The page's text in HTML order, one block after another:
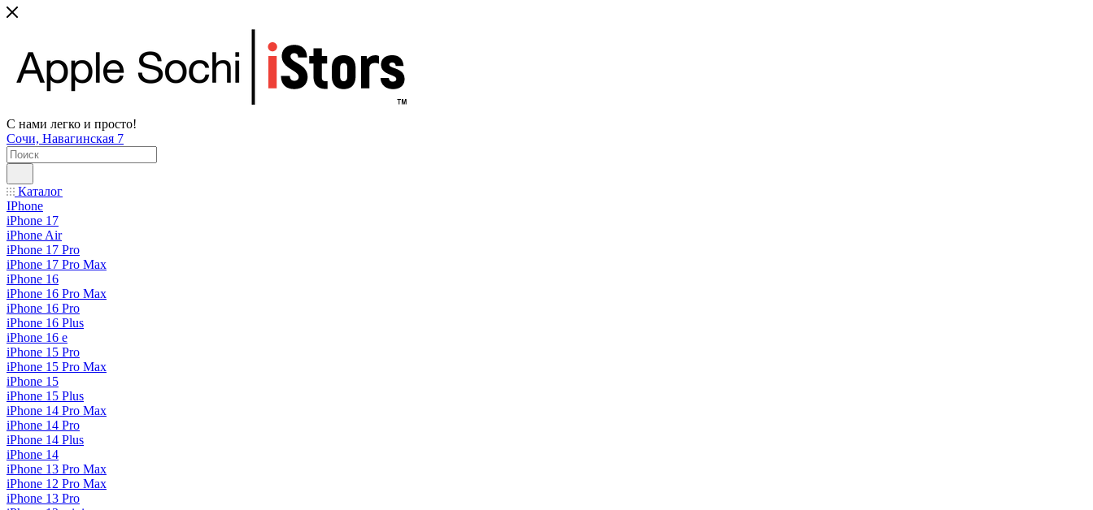
С нами легко и просто!
Сочи, Навагинская 7
Каталог
IPhone
iPhone 17
iPhone Air
iPhone 17 Pro
iPhone 17 Pro Max
iPhone 16
iPhone 16 Pro Max
iPhone 16 Pro
iPhone 16 Plus
iPhone 16 e
iPhone 15 Pro
iPhone 15 Pro Max
iPhone 15
iPhone 15 Plus
iPhone 14 Pro Max
iPhone 14 Pro
iPhone 14 Plus
iPhone 14
iPhone 13 Pro Max
iPhone 12 Pro Max
iPhone 13 Pro